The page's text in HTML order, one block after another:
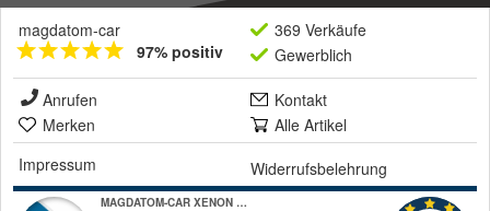
magdatom-car
97% positiv
369 Verkäufe
Gewerblich
Anrufen
Kontakt
Merken
Alle Artikel
Impressum
Widerrufsbelehrung